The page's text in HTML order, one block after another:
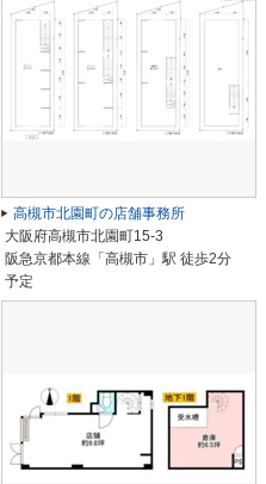
高槻市北園町の店舗事務所
大阪府高槻市北園町15-3
阪急京都本線「高槻市」駅 徒歩2分
予定